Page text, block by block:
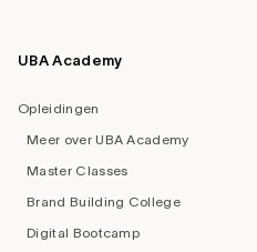
UBA Academy
Opleidingen
Meer over UBA Academy
Master Classes
Brand Building College
Digital Bootcamp